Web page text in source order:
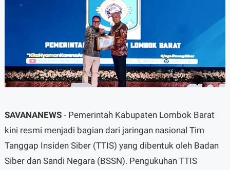
SAVANANEWS- Pemerintah Kabupaten Lombok Barat
kini resmi menjadi bagian dari jaringan nasional Tim
Tanggap Insiden Siber (TTIS) yang dibentuk oleh Badan
Siber dan Sandi Negara (BSSN). Pengukuhan TTIS